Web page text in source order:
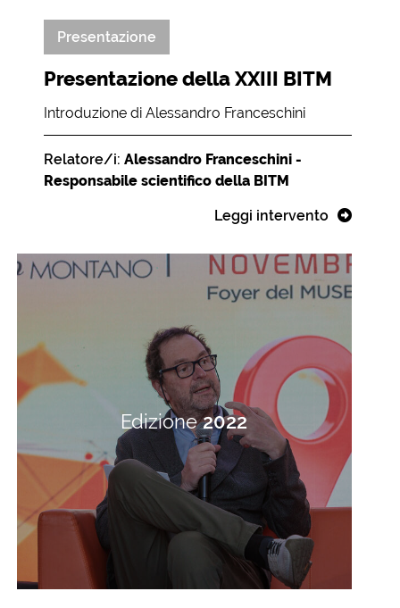
Presentazione
Presentazione della XXIII BITM
Introduzione di Alessandro Franceschini
Relatore/i: Alessandro Franceschini -
Responsabile scientifico della BITM
Leggi intervento
Edizione2022